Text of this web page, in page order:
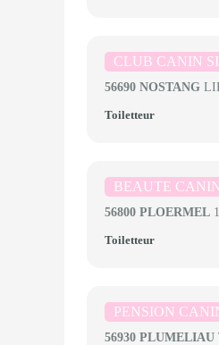
CLUB CANIN
56690 NOSTANG
Toiletteur
BEAUTE
56800 PLOERMEL
Toiletteur
PENSION
56930 PLUMELIAU